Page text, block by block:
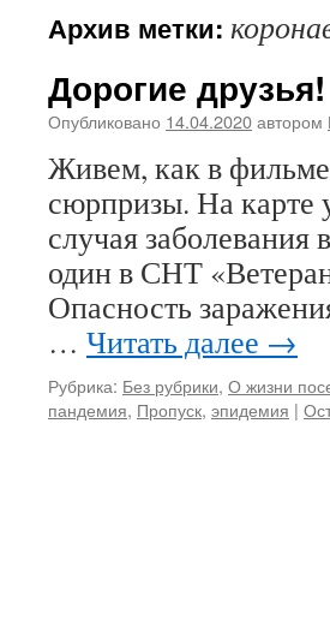
Архив метки:
Дорогие друзья!
Опубликовано 14.04.2020автором
Живем, как в
сюрпризы. На карте
случая
один в СНТ
Опасность
… Читать далее →
Рубрика: Без рубрики, О жизни
пандемия, Пропуск, эпидемия |